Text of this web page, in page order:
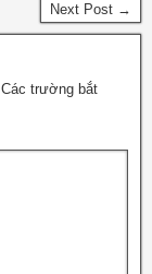
Next Post →
Các trường bắt